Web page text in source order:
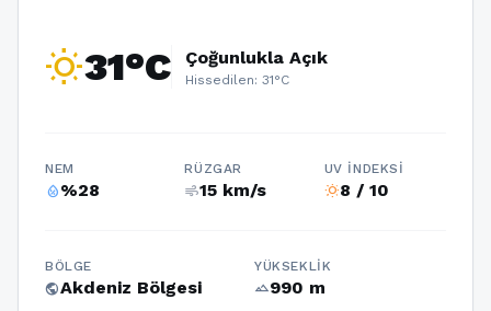
wb_sunny31°C Çoğunlukla Açık
Hissedilen: 31°C
NEM
humidity_percentage%28
RÜZGAR
air15 km/s
UV İNDEKSI
wb_sunny8 / 10
BÖLGE
publicAkdeniz Bölgesi
YÜKSEKLIK
terrain990 m